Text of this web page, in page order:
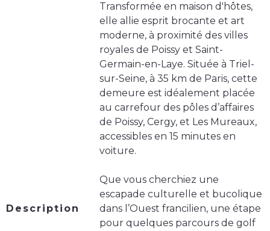
Description
Transformée en maison d'hôtes,
elle allie esprit brocante et art
moderne, à proximité des villes
royales de Poissy et Saint-
Germain-en-Laye. Située à Triel-
sur-Seine, à 35 km de Paris, cette
demeure est idéalement placée
au carrefour des pôles d’affaires
de Poissy, Cergy, et Les Mureaux,
accessibles en 15 minutes en
voiture.
Que vous cherchiez une
escapade culturelle et bucolique
dans l’Ouest francilien, une étape
pour quelques parcours de golf